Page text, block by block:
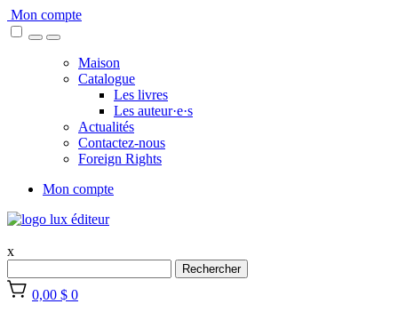
Skip
to
Mon compte
Maison
Catalogue
Les livres
Les auteur·e·s
Actualités
Contactez-nous
Foreign Rights
Mon compte
x
Rechercher
0,00 $ 0